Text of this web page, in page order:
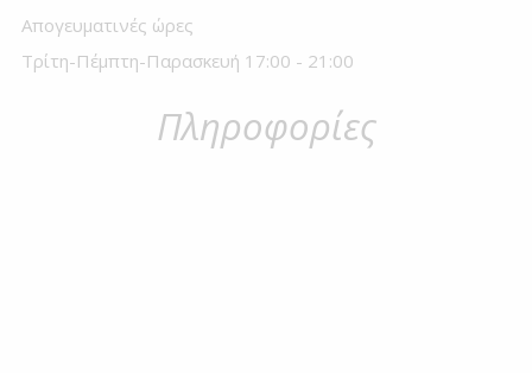
Απογευματινές ώρες
Τρίτη-Πέμπτη-Παρασκευή 17:00 - 21:00
Πληροφορίες